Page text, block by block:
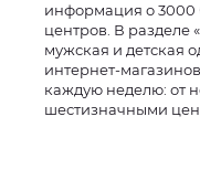
информация о 3000
центров. В разделе
мужская и детская
интернет-
каждую неделю: от
шестизначными